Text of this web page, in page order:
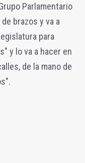
Parlamentario
brazos y va a
para
y lo va a hacer en
de la mano de